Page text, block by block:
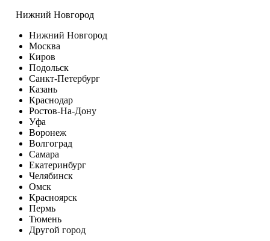
Нижний Новгород
Нижний Новгород
Москва
Киров
Подольск
Санкт-Петербург
Казань
Краснодар
Ростов-На-Дону
Уфа
Воронеж
Волгоград
Самара
Екатеринбург
Челябинск
Омск
Красноярск
Пермь
Тюмень
Другой город